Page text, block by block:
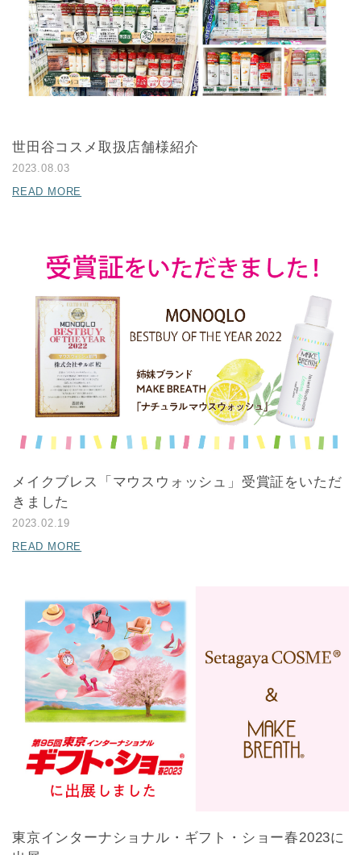
世田谷コスメ取扱店舗様紹介
2023.08.03
READ MORE
メイクブレス「マウスウォッシュ」受賞証をいただ
きました
2023.02.19
READ MORE
東京インターナショナル・ギフト・ショー春2023に